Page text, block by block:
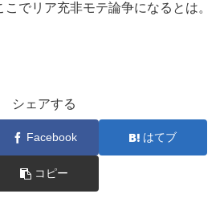
でリア充非モテ論争になるとは。
シェアする
Facebook はてブ
コピー